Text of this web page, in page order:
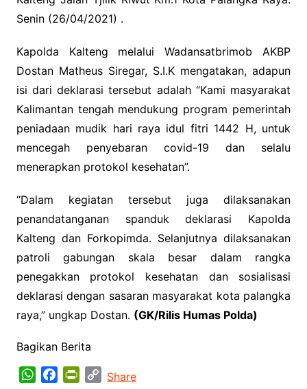
Senin (26/04/2021) .
Kapolda Kalteng melalui Wadansatbrimob AKBP
Dostan Matheus Siregar, S.I.K mengatakan, adapun
isi dari deklarasi tersebut adalah “Kami masyarakat
Kalimantan tengah mendukung program pemerintah
peniadaan mudik hari raya idul fitri 1442 H, untuk
mencegah penyebaran covid-19 dan selalu
menerapkan protokol kesehatan”.
“Dalam kegiatan tersebut juga dilaksanakan
penandatanganan spanduk deklarasi Kapolda
Kalteng dan Forkopimda. Selanjutnya dilaksanakan
patroli gabungan skala besar dalam rangka
penegakkan protokol kesehatan dan sosialisasi
deklarasi dengan sasaran masyarakat kota palangka
raya,” ungkap Dostan. (GK/Rilis Humas Polda)
Bagikan Berita
W
CShare